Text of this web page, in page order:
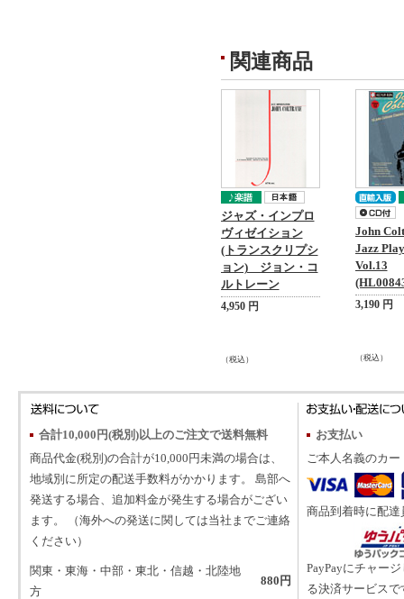
関連商品
ジャズ・インプロ
ヴィゼイション
(トランスクリプシ
ョン) ジョン・コ
ルトレーン
4,950 円
（税込）
John
Jazz
Vol.13
3,190 円
（税込）
合計10,000円(税別)以上のご注文で送料無料
商品代金(税別)の合計が10,000円未満の場合は、
地域別に所定の配送手数料がかかります。 島部へ
発送する場合、追加料金が発生する場合がござい
ます。 （海外への発送に関しては当社までご連絡
ください）
関東・東海・中部・東北・信越・北陸地
方
880円
お支払い
ご本人名義のカ
商品到着時に配
PayPayにチャー
る決済サービスで